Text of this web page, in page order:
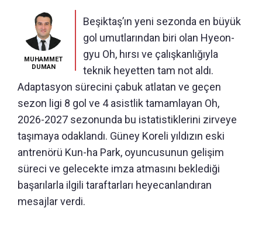
MUHAMMET
DUMAN
Beşiktaş’ın yeni sezonda en büyük
gol umutlarından biri olan Hyeon-
gyu Oh, hırsı ve çalışkanlığıyla
teknik heyetten tam not aldı.
Adaptasyon sürecini çabuk atlatan ve geçen
sezon ligi 8 gol ve 4 asistlik tamamlayan Oh,
2026-2027 sezonunda bu istatistiklerini zirveye
taşımaya odaklandı. Güney Koreli yıldızın eski
antrenörü Kun-ha Park, oyuncusunun gelişim
süreci ve gelecekte imza atmasını beklediği
başarılarla ilgili taraftarları heyecanlandıran
mesajlar verdi.